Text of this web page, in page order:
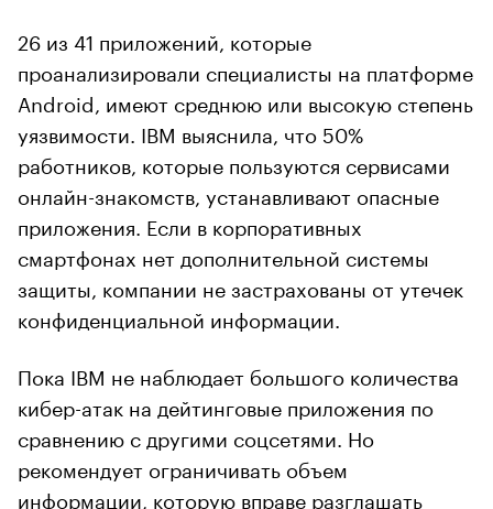
26 из 41 приложений, которые
проанализировали специалисты на платформе
Android, имеют среднюю или высокую степень
уязвимости. IBM выяснила, что 50%
работников, которые пользуются сервисами
онлайн-знакомств, устанавливают опасные
приложения. Если в корпоративных
смартфонах нет дополнительной системы
защиты, компании не застрахованы от утечек
конфиденциальной информации.
Пока IBM не наблюдает большого количества
кибер-атак на дейтинговые приложения по
сравнению с другими соцсетями. Но
рекомендует ограничивать объем
информации, которую вправе разглашать